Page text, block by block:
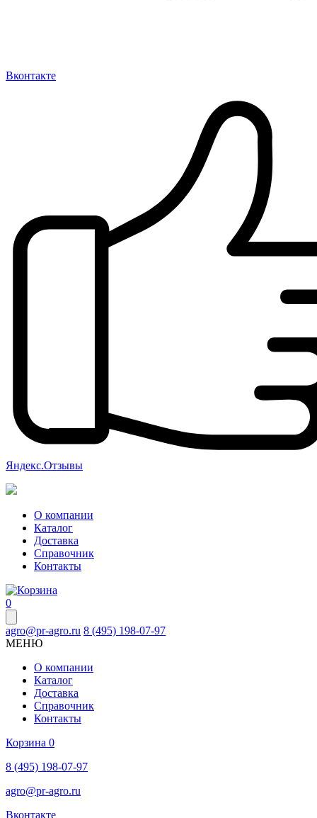
Вконтакте
Яндекс.Отзывы
О компании
Каталог
Доставка
Справочник
Контакты
0
agro@pr-agro.ru 8 (495) 198-07-97
МЕНЮ
О компании
Каталог
Доставка
Справочник
Контакты
Корзина 0
8 (495) 198-07-97
agro@pr-agro.ru
Вконтакте